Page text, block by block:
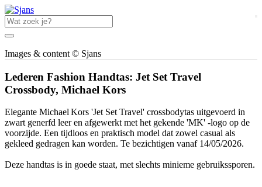
Images & content © Sjans
Lederen Fashion Handtas: Jet Set Travel
Crossbody, Michael Kors
Elegante Michael Kors 'Jet Set Travel' crossbodytas uitgevoerd in
zwart generfd leer en afgewerkt met het gekende 'MK' -logo op de
voorzijde. Een tijdloos en praktisch model dat zowel casual als
gekleed gedragen kan worden. Te bezichtigen vanaf 14/05/2026.
Deze handtas is in goede staat, met slechts minieme gebruikssporen.